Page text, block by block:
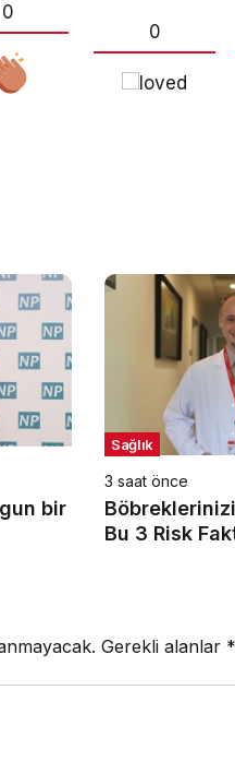
0
0
bir
Sağlık
3 saat önce
Bu 3 Risk
Gerekli alanlar *